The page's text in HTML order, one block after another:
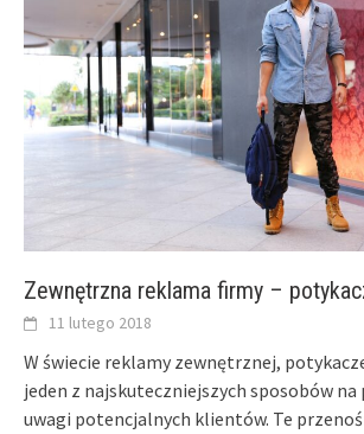
Zewnętrzna reklama firmy –
11 lutego 2018
W świecie reklamy zewnętrznej,
jeden z najskuteczniejszych sposobów na
uwagi potencjalnych klientów. Te